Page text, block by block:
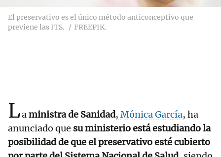
El preservativo es el único método anticonceptivo que
previene las ITS.
FREEPIK.
Laministra de Sanidad, Mónica García, ha
anunciado que su ministerio está estudiando la
posibilidad de que el preservativo esté cubierto